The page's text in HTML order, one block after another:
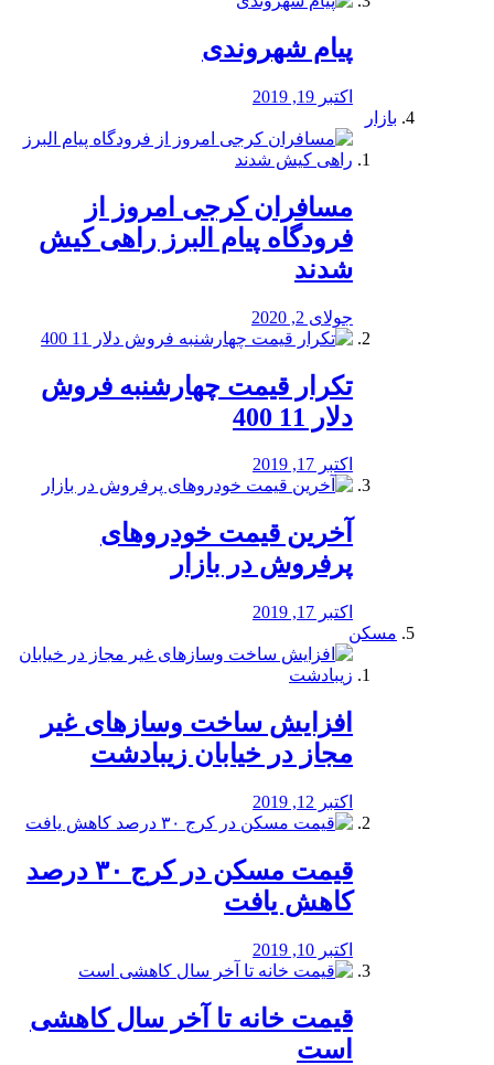
پیام شهروندی
اکتبر 19, 2019
بازار
مسافران کرجی امروز از
فرودگاه پیام البرز راهی کیش
شدند
جولای 2, 2020
تکرار قیمت چهارشنبه فروش
دلار 11 400
اکتبر 17, 2019
آخرین قیمت خودرو‌های
پرفروش در بازار
اکتبر 17, 2019
مسکن
افزایش ساخت وسازهای غیر
مجاز در خیابان زیبادشت
اکتبر 12, 2019
️قیمت مسکن در کرج ۳۰ درصد
کاهش یافت
اکتبر 10, 2019
قیمت خانه تا آخر سال کاهشی
است